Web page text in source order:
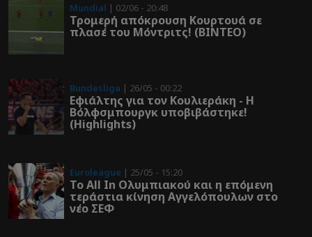
Mundial | 02/06 - 20:48
Τρομερή απόκρουση Κουρτουά σε
πλασέ του Μόντριτς! (ΒΙΝΤΕΟ)
Bundesliga | 26/05 - 00:22
Εφιάλτης για τον Κουλιεράκη - Η
Βόλφσμπουργκ υποβιβάστηκε!
(Highlights)
Euroleague | 25/05 - 15:20
Το All In Ολυμπιακού και η επόμενη
τεράστια κίνηση Αγγελόπουλων στο
νέο ΣΕΦ